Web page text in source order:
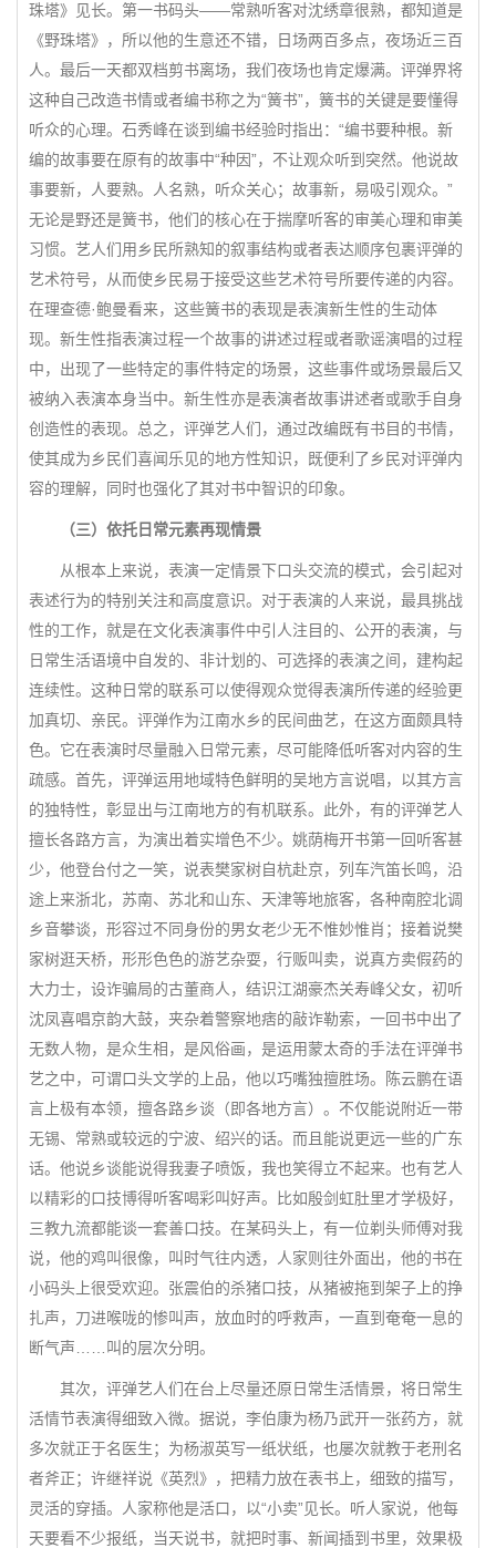
珠塔》见长。第一书码头——常熟听客对沈绣章很熟，都知道是
《野珠塔》，所以他的生意还不错，日场两百多点，夜场近三百
人。最后一天都双档剪书离场，我们夜场也肯定爆满。评弹界将
这种自己改造书情或者编书称之为“簧书”，簧书的关键是要懂得
听众的心理。石秀峰在谈到编书经验时指出：“编书要种根。新
编的故事要在原有的故事中“种因”，不让观众听到突然。他说故
事要新，人要熟。人名熟，听众关心；故事新，易吸引观众。”
无论是野还是簧书，他们的核心在于揣摩听客的审美心理和审美
习惯。艺人们用乡民所熟知的叙事结构或者表达顺序包裹评弹的
艺术符号，从而使乡民易于接受这些艺术符号所要传递的内容。
在理查德·鲍曼看来，这些簧书的表现是表演新生性的生动体
现。新生性指表演过程一个故事的讲述过程或者歌谣演唱的过程
中，出现了一些特定的事件特定的场景，这些事件或场景最后又
被纳入表演本身当中。新生性亦是表演者故事讲述者或歌手自身
创造性的表现。总之，评弹艺人们，通过改编既有书目的书情，
使其成为乡民们喜闻乐见的地方性知识，既便利了乡民对评弹内
容的理解，同时也强化了其对书中智识的印象。
（三）依托日常元素再现情景
从根本上来说，表演一定情景下口头交流的模式，会引起对
表述行为的特别关注和高度意识。对于表演的人来说，最具挑战
性的工作，就是在文化表演事件中引人注目的、公开的表演，与
日常生活语境中自发的、非计划的、可选择的表演之间，建构起
连续性。这种日常的联系可以使得观众觉得表演所传递的经验更
加真切、亲民。评弹作为江南水乡的民间曲艺，在这方面颇具特
色。它在表演时尽量融入日常元素，尽可能降低听客对内容的生
疏感。首先，评弹运用地域特色鲜明的吴地方言说唱，以其方言
的独特性，彰显出与江南地方的有机联系。此外，有的评弹艺人
擅长各路方言，为演出着实增色不少。姚荫梅开书第一回听客甚
少，他登台付之一笑，说表樊家树自杭赴京，列车汽笛长鸣，沿
途上来浙北，苏南、苏北和山东、天津等地旅客，各种南腔北调
乡音攀谈，形容过不同身份的男女老少无不惟妙惟肖；接着说樊
家树逛天桥，形形色色的游艺杂耍，行贩叫卖，说真方卖假药的
大力士，设诈骗局的古董商人，结识江湖豪杰关寿峰父女，初听
沈凤喜唱京韵大鼓，夹杂着警察地痞的敲诈勒索，一回书中出了
无数人物，是众生相，是风俗画，是运用蒙太奇的手法在评弹书
艺之中，可谓口头文学的上品，他以巧嘴独擅胜场。陈云鹏在语
言上极有本领，擅各路乡谈（即各地方言）。不仅能说附近一带
无锡、常熟或较远的宁波、绍兴的话。而且能说更远一些的广东
话。他说乡谈能说得我妻子喷饭，我也笑得立不起来。也有艺人
以精彩的口技博得听客喝彩叫好声。比如殷剑虹肚里才学极好，
三教九流都能谈一套善口技。在某码头上，有一位剃头师傅对我
说，他的鸡叫很像，叫时气往内透，人家则往外面出，他的书在
小码头上很受欢迎。张震伯的杀猪口技，从猪被拖到架子上的挣
扎声，刀进喉咙的惨叫声，放血时的呼救声，一直到奄奄一息的
断气声……叫的层次分明。
其次，评弹艺人们在台上尽量还原日常生活情景，将日常生
活情节表演得细致入微。据说，李伯康为杨乃武开一张药方，就
多次就正于名医生；为杨淑英写一纸状纸，也屡次就教于老刑名
者斧正；许继祥说《英烈》，把精力放在表书上，细致的描写，
灵活的穿插。人家称他是活口，以“小卖”见长。听人家说，他每
天要看不少报纸，当天说书，就把时事、新闻插到书里，效果极